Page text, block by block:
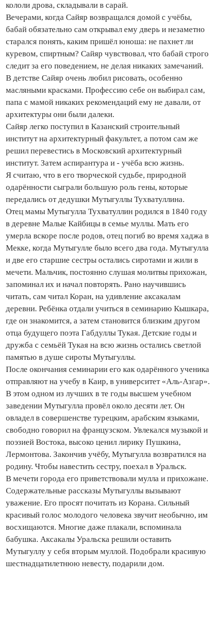
кололи дрова, складывали в сарай.
Вечерами, когда Сайяр возвращался домой с учёбы,
бабай обязательно сам открывал ему дверь и незаметно
старался понять, каким пришёл юноша: не пахнет ли
куревом, спиртным? Сайяр чувствовал, что бабай строго
следит за его поведением, не делая никаких замечаний.
В детстве Сайяр очень любил рисовать, особенно
масляными красками. Профессию себе он выбирал сам,
папа с мамой никаких рекомендаций ему не давали, от
архитектуры они были далеки.
Сайяр легко поступил в Казанский строительный
институт на архитектурный факультет, а потом сам же
решил перевестись в Московский архитектурный
институт. Затем аспирантура и - учёба всю жизнь.
Я считаю, что в его творческой судьбе, природной
одарённости сыграли большую роль гены, которые
передались от дедушки Мутыгуллы Тухватуллина.
Отец мамы Мутыгулла Тухватуллин родился в 1840 году
в деревне Малые Кайбицы в семье муллы. Мать его
умерла вскоре после родов, отец погиб во время хаджа в
Мекке, когда Мутыгулле было всего два года. Мутыгулла
и две его старшие сестры остались сиротами и жили в
мечети. Мальчик, постоянно слушая молитвы прихожан,
запоминал их и начал повторять. Рано научившись
читать, сам читал Коран, на удивление аксакалам
деревни. Ребёнка отдали учиться в семинарию Кышкара,
где он знакомится, а затем становится близким другом
отца будущего поэта Габдуллы Тукая. Детские годы и
дружба с семьёй Тукая на всю жизнь остались светлой
памятью в душе сироты Мутыгуллы.
После окончания семинарии его как одарённого ученика
отправляют на учебу в Каир, в университет «Аль-Азгар».
В этом одном из лучших в те годы высшем учебном
заведении Мутыгулла провёл около десяти лет. Он
овладел в совершенстве турецким, арабским языками,
свободно говорил на французском. Увлекался музыкой и
поэзией Востока, высоко ценил лирику Пушкина,
Лермонтова. Закончив учёбу, Мутыгулла возвратился на
родину. Чтобы навестить сестру, поехал в Уральск.
В мечети города его приветствовали мулла и прихожане.
Содержательные рассказы Мутыгуллы вызывают
уважение. Его просят почитать из Корана. Сильный
красивый голос молодого человека звучит необычно, им
восхищаются. Многие даже плакали, вспоминала
бабушка. Аксакалы Уральска решили оставить
Мутыгуллу у себя вторым муллой. Подобрали красивую
шестнадцатилетнюю невесту, подарили дом.